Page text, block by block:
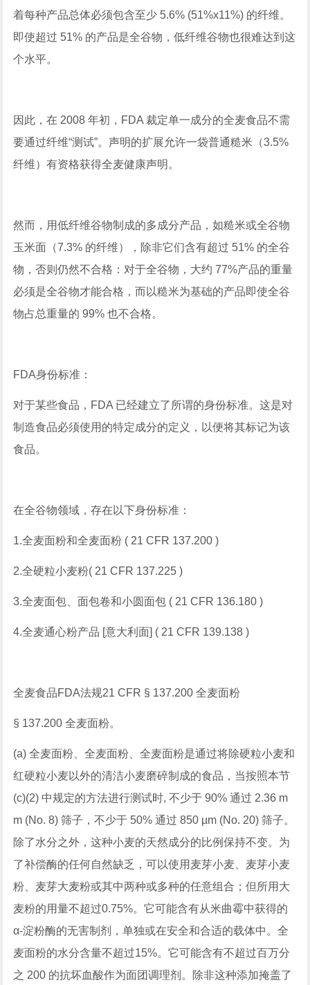
着每种产品总体必须包含至少 5.6% (51%x11%) 的纤维。
即使超过 51% 的产品是全谷物，低纤维谷物也很难达到这
个水平。
因此，在 2008 年初，FDA 裁定单一成分的全麦食品不需
要通过纤维“测试”。声明的扩展允许一袋普通糙米（3.5%
纤维）有资格获得全麦健康声明。
然而，用低纤维谷物制成的多成分产品，如糙米或全谷物
玉米面（7.3% 的纤维），除非它们含有超过 51% 的全谷
物，否则仍然不合格：对于全谷物，大约 77%产品的重量
必须是全谷物才能合格，而以糙米为基础的产品即使全谷
物占总重量的 99% 也不合格。
FDA身份标准：
对于某些食品，FDA 已经建立了所谓的身份标准。这是对
制造食品必须使用的特定成分的定义，以便将其标记为该
食品。
在全谷物领域，存在以下身份标准：
1.全麦面粉和全麦面粉 ( 21 CFR 137.200 )
2.全硬粒小麦粉( 21 CFR 137.225 )
3.全麦面包、面包卷和小圆面包 ( 21 CFR 136.180 )
4.全麦通心粉产品 [意大利面] ( 21 CFR 139.138 )
全麦食品FDA法规21 CFR § 137.200 全麦面粉
§ 137.200 全麦面粉。
(a) 全麦面粉、全麦面粉、全麦面粉是通过将除硬粒小麦和
红硬粒小麦以外的清洁小麦磨碎制成的食品，当按照本节
(c)(2) 中规定的方法进行测试时, 不少于 90% 通过 2.36 m
m (No. 8) 筛子，不少于 50% 通过 850 µm (No. 20) 筛子。
除了水分之外，这种小麦的天然成分的比例保持不变。为
了补偿酶的任何自然缺乏，可以使用麦芽小麦、麦芽小麦
粉、麦芽大麦粉或其中两种或多种的任意组合；但所用大
麦粉的用量不超过0.75%。它可能含有从米曲霉中获得的
α-淀粉酶的无害制剂，单独或在安全和合适的载体中。全
麦面粉的水分含量不超过15%。它可能含有不超过百万分
之 200 的抗坏血酸作为面团调理剂。除非这种添加掩盖了